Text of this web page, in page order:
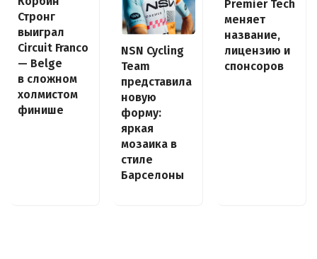
Стронг
выиграл
Circuit Franco
— Belge
в сложном
холмистом
финише
NSN Cycling
Team
представила
новую
форму:
яркая
мозаика в
стиле
Барселоны
Premier Tech
меняет
название,
лицензию и
спонсоров